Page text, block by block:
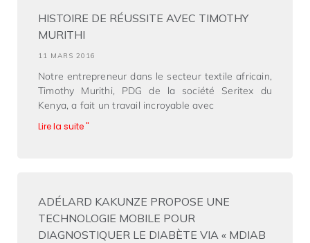
HISTOIRE DE RÉUSSITE AVEC TIMOTHY
MURITHI
11 MARS 2016
Notre entrepreneur dans le secteur textile africain,
Timothy Murithi, PDG de la société Seritex du
Kenya, a fait un travail incroyable avec
Lire la suite "
ADÉLARD KAKUNZE PROPOSE UNE
TECHNOLOGIE MOBILE POUR
DIAGNOSTIQUER LE DIABÈTE VIA « MDIAB